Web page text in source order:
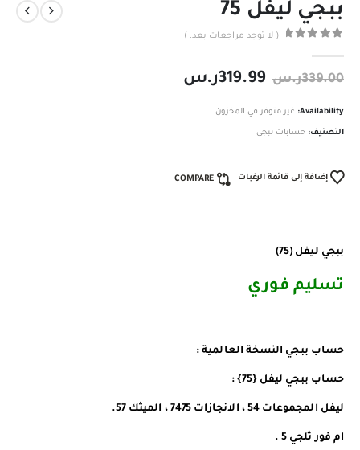
ببجي ليفل 75
( لا توجد مراجعات بعد. )
339.00ر.س 319.99ر.س
Availability: غير متوفر في المخزون
التصنيف: حسابات ببجي
إضافة إلى قائمة الرغبات COMPARE
ببجي ليفل (75)
تسليم فوري
حساب ببجي النسخة العالمية :
حساب ببجي ليفل {75} :
ليفل المجموعات 54 ، الانجازات 7475 ، الميثك 57.
ام فور ثلجي 5 .